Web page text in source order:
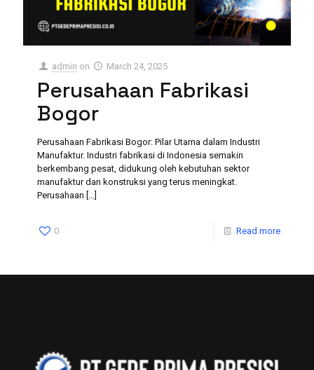
admin on March 24, 2025
Perusahaan Fabrikasi
Bogor
Perusahaan Fabrikasi Bogor: Pilar Utama dalam Industri
Manufaktur. Industri fabrikasi di Indonesia semakin
berkembang pesat, didukung oleh kebutuhan sektor
manufaktur dan konstruksi yang terus meningkat.
Perusahaan […]
0 Read more